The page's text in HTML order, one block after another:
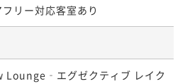
リー対応客室あり
エグゼクティブ レイク